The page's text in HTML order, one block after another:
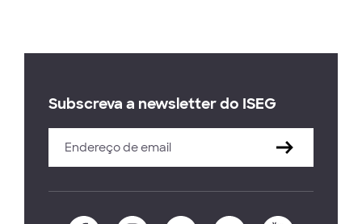
Subscreva a newsletter do ISEG